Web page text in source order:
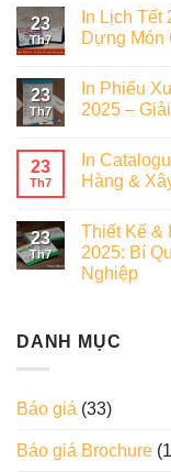
23
Th7
In Lịch
Dựng
23
Th7
In Phiếu
2025 –
23
Th7
In
Hàng &
23
Th7
Thiết Kế &
2025: Bí
Nghiệp
DANH MỤC
Báo giá (33)
Báo giá Brochure